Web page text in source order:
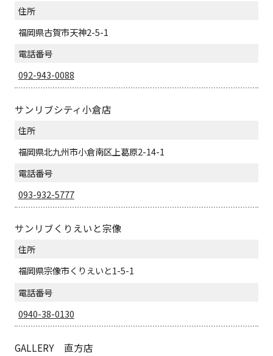
住所
福岡県古賀市天神2-5-1
電話番号
092-943-0088
サンリブシティ小倉店
住所
福岡県北九州市小倉南区上葛原2-14-1
電話番号
093-932-5777
サンリブくりえいと宗像
住所
福岡県宗像市くりえいと1-5-1
電話番号
0940-38-0130
GALLERY 直方店